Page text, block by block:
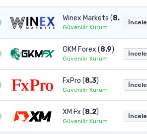
Winex Markets (8.9)
Güvenilir Kurum
İncele
GKM Forex (8.9)
Güvenilir Kurum
İncele
FxPro (8.3)
Güvenilir Kurum
İncele
XM Fx (8.2)
Güvenilir Kurum
İncele